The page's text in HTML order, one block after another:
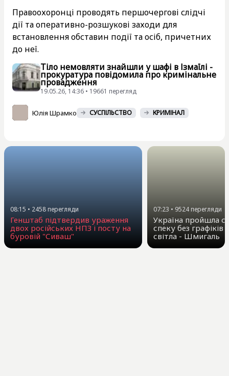
Правоохоронці проводять першочергові слідчі
дії та оперативно-розшукові заходи для
встановлення обставин події та осіб, причетних
до неї.
Тіло немовляти знайшли у шафі в Ізмаїлі -
прокуратура повідомила про кримінальне
провадження
19.05.26, 14:36 • 19661 перегляд
Юлія Шрамко СУСПІЛЬСТВО КРИМІНАЛ
08:15 • 2458перегляди
Генштаб підтвердив ураження
двох російських НПЗ і посту на
буровій "Сиваш"
07:23 • 9524 перегляди
Україна пройшла
спеку без графіків
світла - Шмигаль